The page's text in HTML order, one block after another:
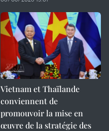
Vietnam et Thaïlande
conviennent de
promouvoir la mise en
œuvre de la stratégie des